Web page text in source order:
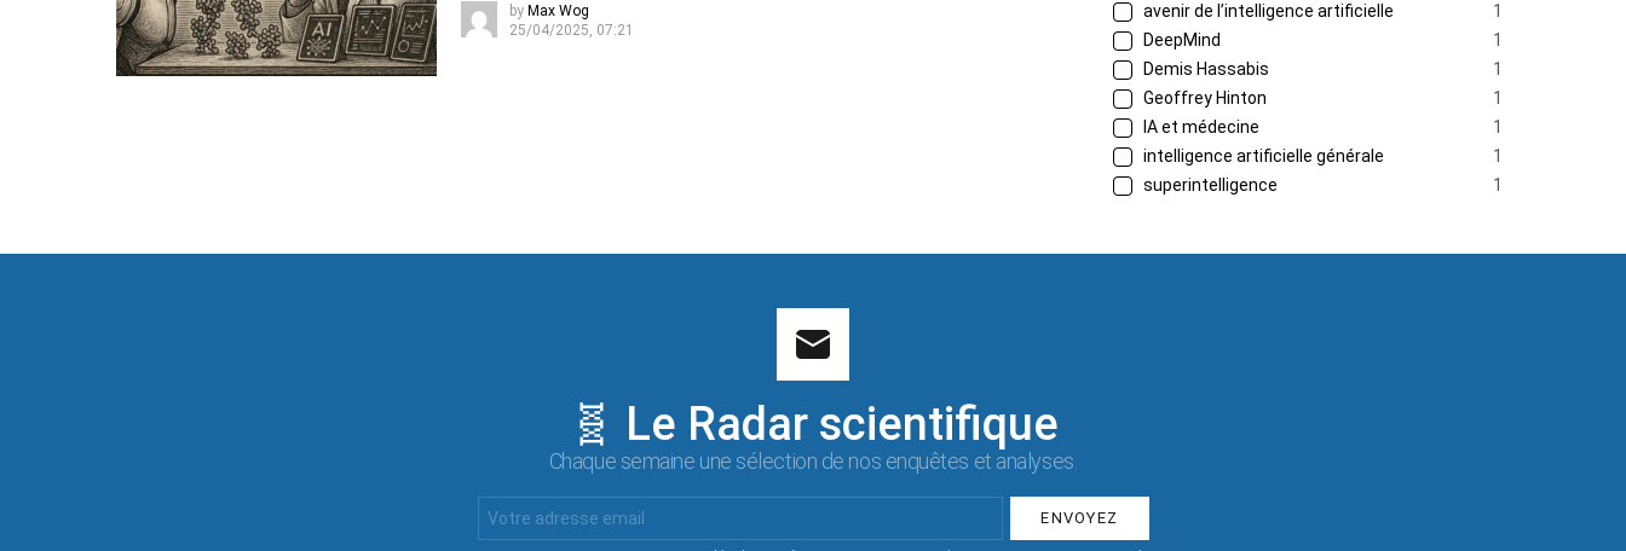
by Max Wog
25/04/2025, 07:21
avenir de l’intelligence artificielle
1
DeepMind
1
Demis Hassabis
1
Geoffrey Hinton
1
IA et médecine
1
intelligence artificielle générale
1
superintelligence
1
🧬 Le Radar scientifique
Chaque semaine une sélection de nos enquêtes et analyses.
Email
: